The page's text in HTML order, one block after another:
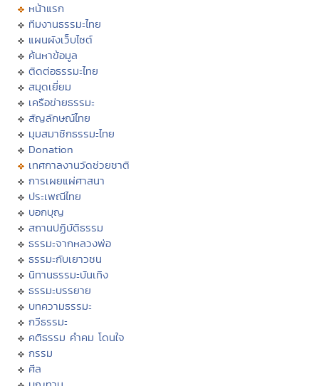
หน้าแรก
ทีมงานธรรมะไทย
แผนผังเว็บไซต์
ค้นหาข้อมูล
ติดต่อธรรมะไทย
สมุดเยี่ยม
เครือข่ายธรรมะ
สัญลักษณ์ไทย
มุมสมาชิกธรรมะไทย
Donation
เทศกาลงานวัดช่วยชาติ
การเผยแผ่ศาสนา
ประเพณีไทย
บอกบุญ
สถานปฏิบัติธรรม
ธรรมะจากหลวงพ่อ
ธรรมะกับเยาวชน
นิทานธรรมะบันเทิง
ธรรมะบรรยาย
บทความธรรมะ
กวีธรรมะ
คติธรรม คำคม โดนใจ
กรรม
ศีล